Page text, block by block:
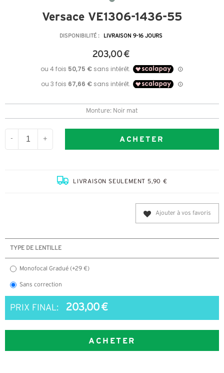
Versace VE1306-1436-55
DISPONIBILITÉ : LIVRAISON 9-16 JOURS
203,00 €
Monture: Noir mat
- + ACHETER
LIVRAISON SEULEMENT 5,90 €
Ajouter à vos favoris
TYPE DE LENTILLE
Monofocal Gradué (+29 €)
Sans correction
PRIX FINAL: 203,00 €
ACHETER